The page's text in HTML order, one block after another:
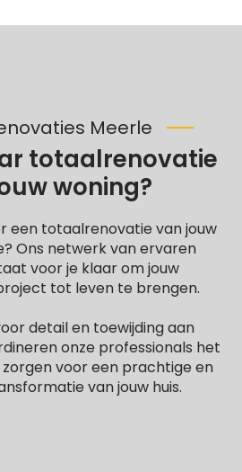
Meerle
totaalrenovatie
woning?
een totaalrenovatie van jouw
Ons netwerk van ervaren
voor je klaar om jouw
tot leven te brengen.
detail en toewijding aan
onze professionals het
voor een prachtige en
van jouw huis.